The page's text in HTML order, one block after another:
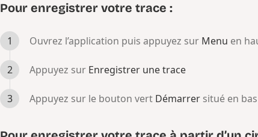
Pour enregistrer votre trace :
Ouvrez l’application puis appuyez sur Menu en
Appuyez sur Enregistrer une trace
Appuyez sur le bouton vert Démarrer situé en